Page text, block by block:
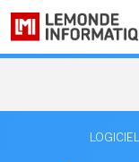
LOGICIEL